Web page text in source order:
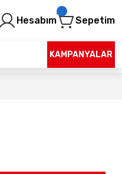
Hesabım Sepetim
KAMPANYALAR